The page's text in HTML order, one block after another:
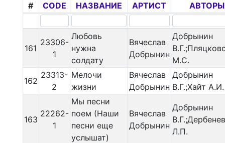
#
CODE НАЗВАНИЕ АРТИСТ АВТОРЫ
161
23306-
1
Любовь
нужна
солдату
Вячеслав
Добрынин
Добрынин
М.С.
162
23313-
2
Мелочи
жизни
Вячеслав
Добрынин
Добрынин
В.Г.;Хайт А.И.
163
22262-
1
Мы песни
поем (Наши
песни еще
услышат)
Вячеслав
Добрынин
Добрынин
В.Г.;Дербенев
Л.П.